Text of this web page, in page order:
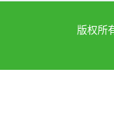
版权所